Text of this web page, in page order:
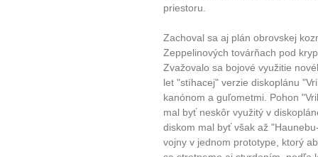
10 tipů
priestoru.
Zachoval sa aj plán obrovskej
Zeppelinových továrňach pod
Zvažovalo sa bojové využitie
let "stíhacej" verzie diskoplánu
kanónom a guľometmi. Pohon
mal byť neskôr využitý v
diskom mal byť však až
vojny v jednom prototype, ktorý